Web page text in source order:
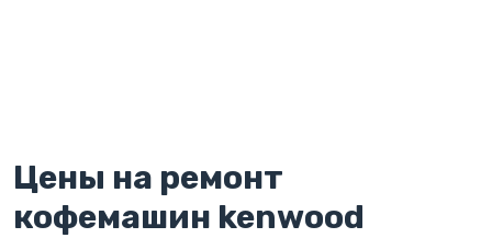
Цены на ремонт
кофемашин kenwood